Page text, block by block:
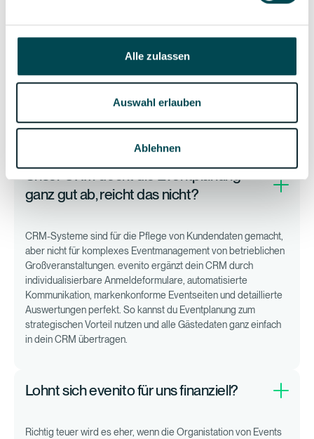
Alle zulassen
Auswahl erlauben
Ablehnen
gute Absichten, vor allem wenn ihr hunderte Events pro Jahr
organisiert. Excel-Listen und Team-Tools funktionieren bis zu
nicht mehr. Mit evenito sparst du Zeit, reduzierst Fehlerquellen
das Wesentliche lassen: exzellente Events mit glückglichen
Gästen.
Unser CRM deckt die Eventplanung
ganz gut ab, reicht das nicht?
CRM-Systeme sind für die Pflege von Kundendaten gemacht,
aber nicht für komplexes Eventmanagement von betrieblichen
Großveranstaltungen. evenito ergänzt dein CRM durch
individualisierbare Anmeldeformulare, automatisierte
Kommunikation, markenkonforme Eventseiten und detaillierte
Auswertungen perfekt. So kannst du Eventplanung zum
strategischen Vorteil nutzen und alle Gästedaten ganz einfach
in dein CRM übertragen.
Lohnt sich evenito für uns finanziell?
Richtig teuer wird es eher, wenn die Organistation von Events